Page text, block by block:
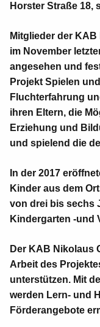
Horster Straße 18,
Mitglieder der
im November
angesehen und
Projekt Spielen
Fluchterfahrung
ihren Eltern, die
Erziehung und
und spielend die
In der 2017
Kinder aus dem
von drei bis sechs
Kindergarten -und
Der KAB Nikolaus
Arbeit des
unterstützen. Mit
werden Lern- und
Förderangebote